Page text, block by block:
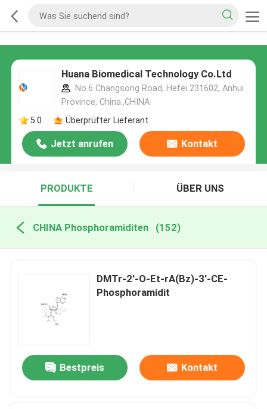
Huana Biomedical Technology Co.Ltd
No.6 Changsong Road, Hefei 231602, Anhui
Province, China.,CHINA
5.0
Überprüfter Lieferant
Jetzt anrufen Kontakt
PRODUKTE ÜBER UNS
CHINA Phosphoramiditen (152)
DMTr-2'-O-Et-rA(Bz)-3'-CE-
Phosphoramidit
Bestpreis Kontakt